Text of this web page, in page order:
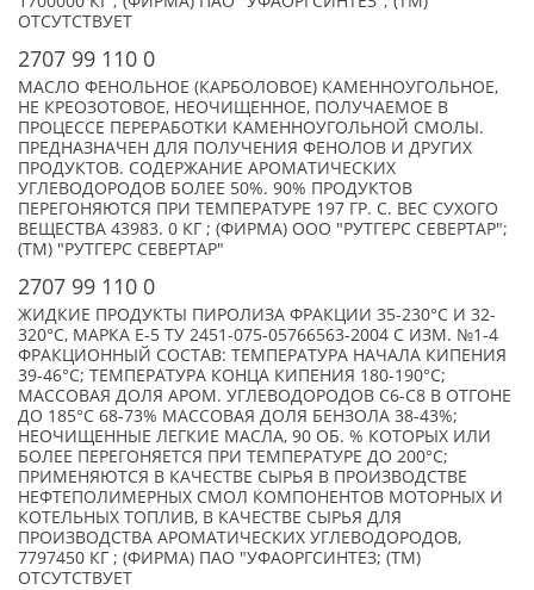
ОТСУТСТВУЕТ
2707 99 110 0
МАСЛО ФЕНОЛЬНОЕ (КАРБОЛОВОЕ) КАМЕННОУГОЛЬНОЕ,
НЕ КРЕОЗОТОВОЕ, НЕОЧИЩЕННОЕ, ПОЛУЧАЕМОЕ В
ПРОЦЕССЕ ПЕРЕРАБОТКИ КАМЕННОУГОЛЬНОЙ СМОЛЫ.
ПРЕДНАЗНАЧЕН ДЛЯ ПОЛУЧЕНИЯ ФЕНОЛОВ И ДРУГИХ
ПРОДУКТОВ. СОДЕРЖАНИЕ АРОМАТИЧЕСКИХ
УГЛЕВОДОРОДОВ БОЛЕЕ 50%. 90% ПРОДУКТОВ
ПЕРЕГОНЯЮТСЯ ПРИ ТЕМПЕРАТУРЕ 197 ГР. С. ВЕС СУХОГО
ВЕЩЕСТВА 43983. 0 КГ ; (ФИРМА) ООО "РУТГЕРС СЕВЕРТАР";
(TM) "РУТГЕРС СЕВЕРТАР"
2707 99 110 0
ЖИДКИЕ ПРОДУКТЫ ПИРОЛИЗА ФРАКЦИИ 35-230°C И 32-
320°C, МАРКА Е-5 ТУ 2451-075-05766563-2004 С ИЗМ. №1-4
ФРАКЦИОННЫЙ СОСТАВ: ТЕМПЕРАТУРА НАЧАЛА КИПЕНИЯ
39-46°C; ТЕМПЕРАТУРА КОНЦА КИПЕНИЯ 180-190°C;
МАССОВАЯ ДОЛЯ АРОМ. УГЛЕВОДОРОДОВ С6-С8 В ОТГОНЕ
ДО 185°C 68-73% МАССОВАЯ ДОЛЯ БЕНЗОЛА 38-43%;
НЕОЧИЩЕННЫЕ ЛЕГКИЕ МАСЛА, 90 ОБ. % КОТОРЫХ ИЛИ
БОЛЕЕ ПЕРЕГОНЯЕТСЯ ПРИ ТЕМПЕРАТУРЕ ДО 200°С;
ПРИМЕНЯЮТСЯ В КАЧЕСТВЕ СЫРЬЯ В ПРОИЗВОДСТВЕ
НЕФТЕПОЛИМЕРНЫХ СМОЛ КОМПОНЕНТОВ МОТОРНЫХ И
КОТЕЛЬНЫХ ТОПЛИВ, В КАЧЕСТВЕ СЫРЬЯ ДЛЯ
ПРОИЗВОДСТВА АРОМАТИЧЕСКИХ УГЛЕВОДОРОДОВ,
7797450 КГ ; (ФИРМА) ПАО "УФАОРГСИНТЕЗ; (TM)
ОТСУТСТВУЕТ